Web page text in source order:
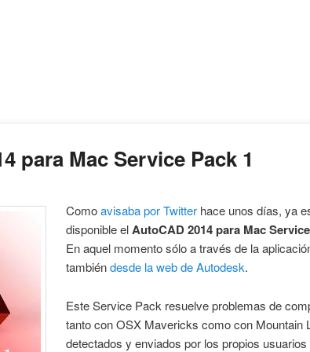
para Mac Service Pack 1
Comoavisaba por Twitterhace unos días, ya
disponible elAutoCAD 2014 para Mac
En aquel momento sólo a través de la
tambiéndesde la web de Autodesk.
Este Service Pack resuelve problemas de
tanto con OSX Mavericks como con Mountain
detectados y enviados por los propios usuarios